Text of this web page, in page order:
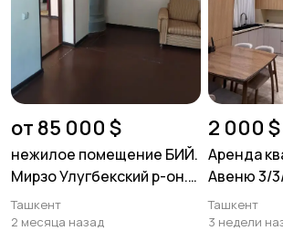
от 85 000 $
нежилое помещение БИЙ.
Мирзо Улугбекский р-он.
Дагестанская 2/1/2. 42м².
Ташкент
2 месяца назад
2 000 $
Аренда
Авеню 3/
Ташкент
3 недели